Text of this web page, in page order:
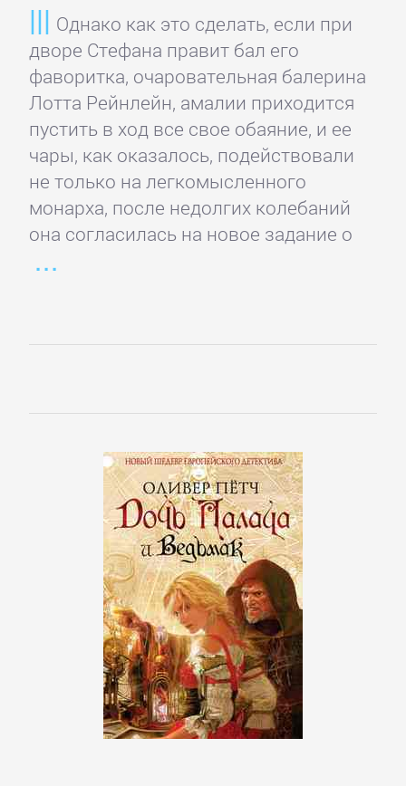
Однако как это сделать, если при
дворе Стефана правит бал его
фаворитка, очаровательная балерина
Лотта Рейнлейн, амалии приходится
пустить в ход все свое обаяние, и ее
чары, как оказалось, подействовали
не только на легкомысленного
монарха, после недолгих колебаний
она согласилась на новое задание о
Исторические
детективы
Классические
детективы
Крутой
детектив
Политические
Современные
детективы
Шпионские
детективы
ДЕТСКИЕ
КНИГИ